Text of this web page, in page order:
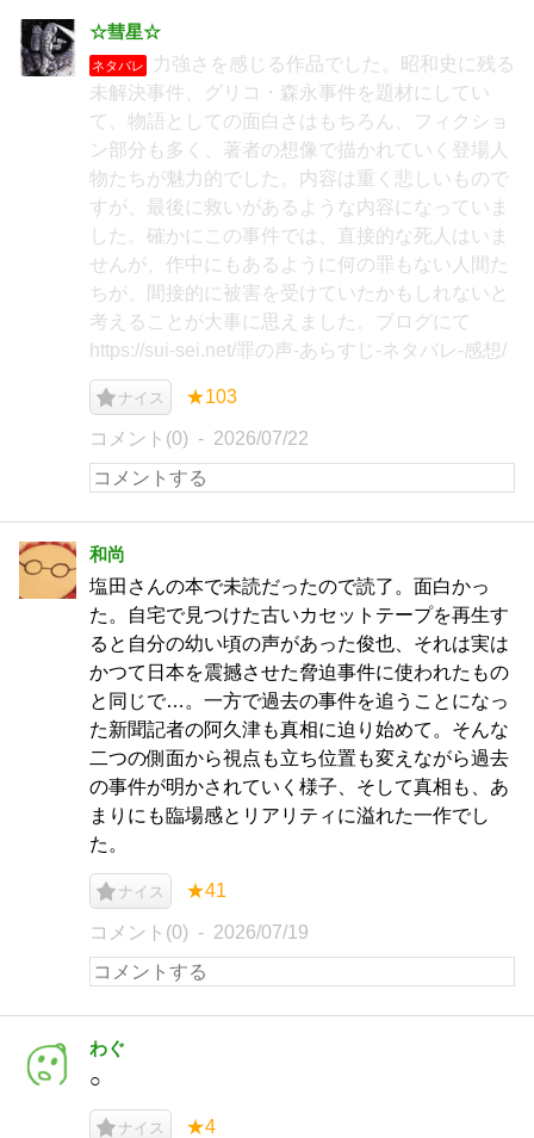
☆彗星☆
ネタバレ
力強さを感じる作品でした。昭和史に残る
未解決事件、グリコ・森永事件を題材にしてい
て、物語としての面白さはもちろん、フィクショ
ン部分も多く、著者の想像で描かれていく登場人
物たちが魅力的でした。内容は重く悲しいもので
すが、最後に救いがあるような内容になっていま
した。確かにこの事件では、直接的な死人はいま
せんが、作中にもあるように何の罪もない人間た
ちが、間接的に被害を受けていたかもしれないと
考えることが大事に思えました。ブログにて
https://sui-sei.net/罪の声-あらすじ-ネタバレ-感想/
ナイス ★103
コメント(0) 2026/07/22
和尚
塩田さんの本で未読だったので読了。面白かっ
た。自宅で見つけた古いカセットテープを再生す
ると自分の幼い頃の声があった俊也、それは実は
かつて日本を震撼させた脅迫事件に使われたもの
と同じで…。一方で過去の事件を追うことになっ
た新聞記者の阿久津も真相に迫り始めて。そんな
二つの側面から視点も立ち位置も変えながら過去
の事件が明かされていく様子、そして真相も、あ
まりにも臨場感とリアリティに溢れた一作でし
た。
ナイス ★41
コメント(0) 2026/07/19
わぐ
○
ナイス ★4